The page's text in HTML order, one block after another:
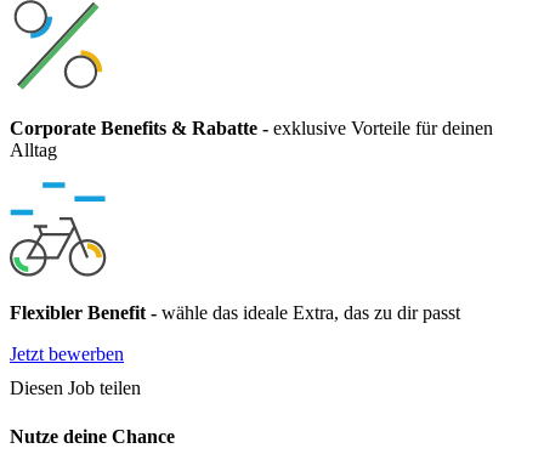
Corporate Benefits & Rabatte - exklusive Vorteile für deinen
Alltag
Flexibler Benefit- wähle das ideale Extra, das zu dir passt
Jetzt bewerben
Diesen Job teilen
Nutze deine Chance